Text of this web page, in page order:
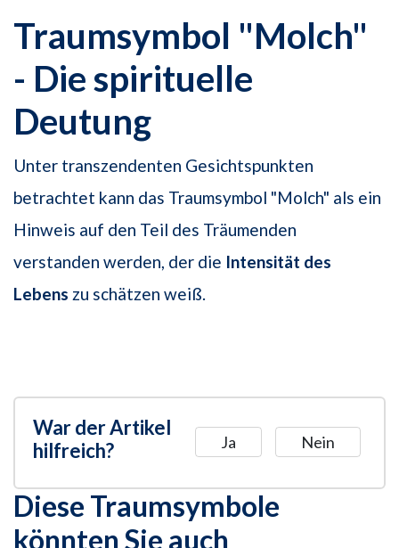
Traumsymbol "Molch"
- Die spirituelle
Deutung
Unter transzendenten Gesichtspunkten
betrachtet kann das Traumsymbol "Molch" als ein
Hinweis auf den Teil des Träumenden
verstanden werden, der die Intensität des
Lebens zu schätzen weiß.
War der Artikel
hilfreich?
Ja Nein
Diese Traumsymbole
könnten Sie auch